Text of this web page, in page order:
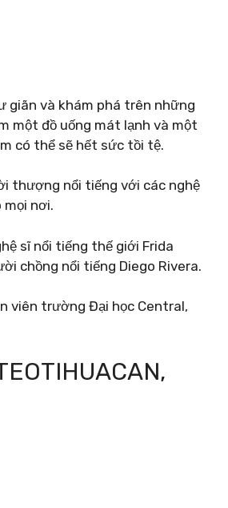
giãn và khám phá trên những
một đồ uống mát lạnh và một
có thể sẽ hết sức tồi tệ.
thượng nổi tiếng với các nghệ
nơi.
sĩ nổi tiếng thế giới Frida
chồng nổi tiếng Diego Rivera.
viên trường Đại học Central,